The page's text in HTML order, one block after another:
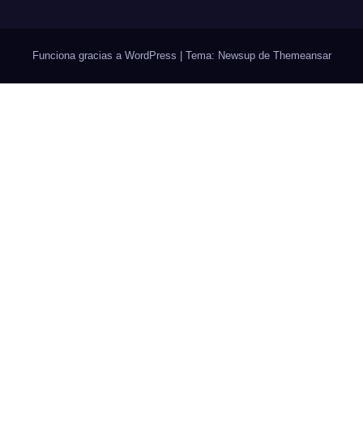
Funciona gracias a WordPress Tema: Newsup de Themeansar